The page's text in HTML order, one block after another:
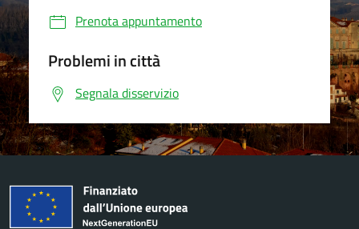
Prenota appuntamento
Problemi in città
Segnala disservizio